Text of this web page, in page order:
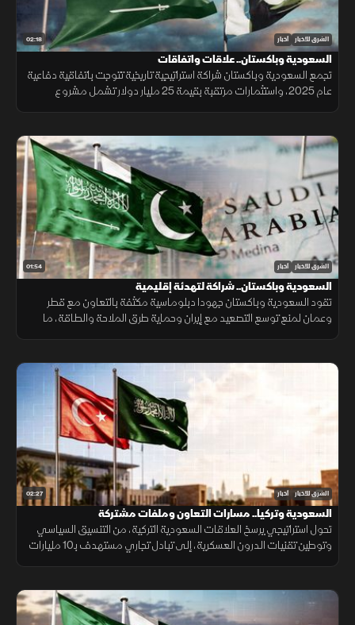
02:18 الشرق للأخبار أخبار
السعودية وباكستان.. علاقات واتفاقات
تجمع السعودية وباكستان شراكة استراتيجية تاريخية تتوجت باتفاقية دفاعية
عام 2025، واستثمارات مرتقبة بقيمة 25 مليار دولار تشمل مشروع
01:54 الشرق للأخبار أخبار
السعودية وباكستان.. شراكة لتهدئة إقليمية
تقود السعودية وباكستان جهودا دبلوماسية مكثفة بالتعاون مع قطر
وعمان لمنع توسع التصعيد مع إيران وحماية طرق الملاحة والطاقة، ما
02:27 الشرق للأخبار أخبار
السعودية وتركيا.. مسارات التعاون وملفات مشتركة
تحول استراتيجي يرسخ العلاقات السعودية التركية، من التنسيق السياسي
وتوطين تقنيات الدرون العسكرية، إلى تبادل تجاري مستهدف بـ10 مليارات